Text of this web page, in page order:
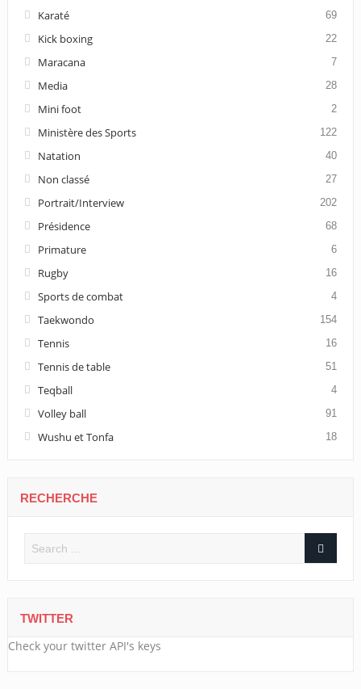
Karaté 69
Kick boxing 22
Maracana 7
Media 28
Mini foot 2
Ministère des Sports 122
Natation 40
Non classé 27
Portrait/Interview 202
Présidence 68
Primature 6
Rugby 16
Sports de combat 4
Taekwondo 154
Tennis 16
Tennis de table 51
Teqball 4
Volley ball 91
Wushu et Tonfa 18
RECHERCHE
TWITTER
Check your twitter API's keys